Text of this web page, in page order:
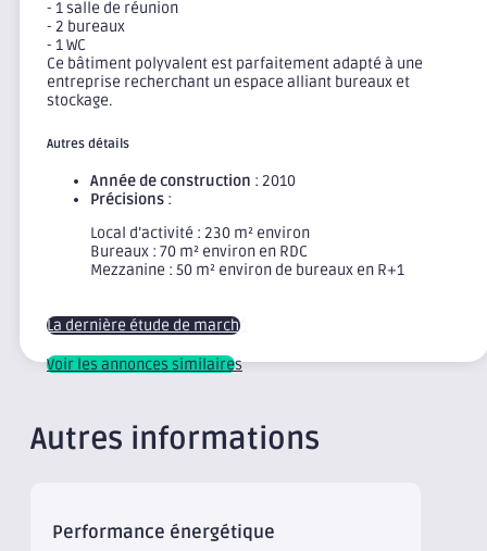
- 1 salle de réunion
- 2 bureaux
- 1 WC
Ce bâtiment polyvalent est parfaitement adapté à une
entreprise recherchant un espace alliant bureaux et
stockage.
Autres détails
Année de construction : 2010
Précisions :
Local d’activité : 230 m² environ
Bureaux : 70 m² environ en RDC
Mezzanine : 50 m² environ de bureaux en R+1
La dernière étude de marché
Voir les annonces similaires
Autres informations
Performance énergétique